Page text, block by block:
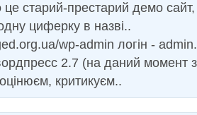
це старий-престарий демо
циферку в назві..
wp-admin логін -
2.7 (на даний момент
критикуєм..